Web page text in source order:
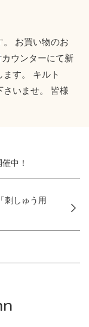
。 お買い物のお
ウンターにて新
す。 キルト
さいませ。 皆様
中！
刺しゅう用